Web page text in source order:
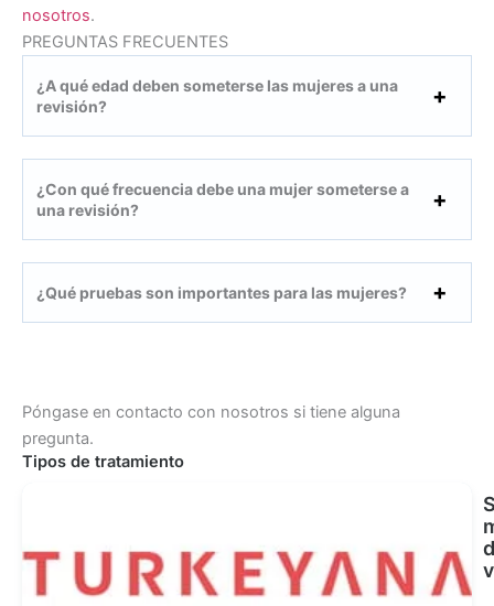
nosotros.
PREGUNTAS FRECUENTES
¿A qué edad deben someterse las mujeres a una
revisión?
¿Con qué frecuencia debe una mujer someterse a
una revisión?
¿Qué pruebas son importantes para las mujeres?
Póngase en contacto con nosotros si tiene alguna
pregunta.
Tipos de tratamiento